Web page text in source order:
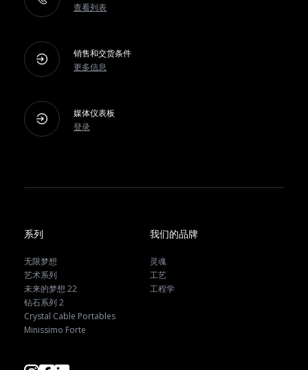
查看列表
销售和交货条件
更多信息
媒体仪表板
登录
系列
无限梦想
艺术系列
未来的梦想 22
钻石系列 2
Crystal Cable Portables
Minissimo Forte
我们的品牌
灵魂
工艺
工程学